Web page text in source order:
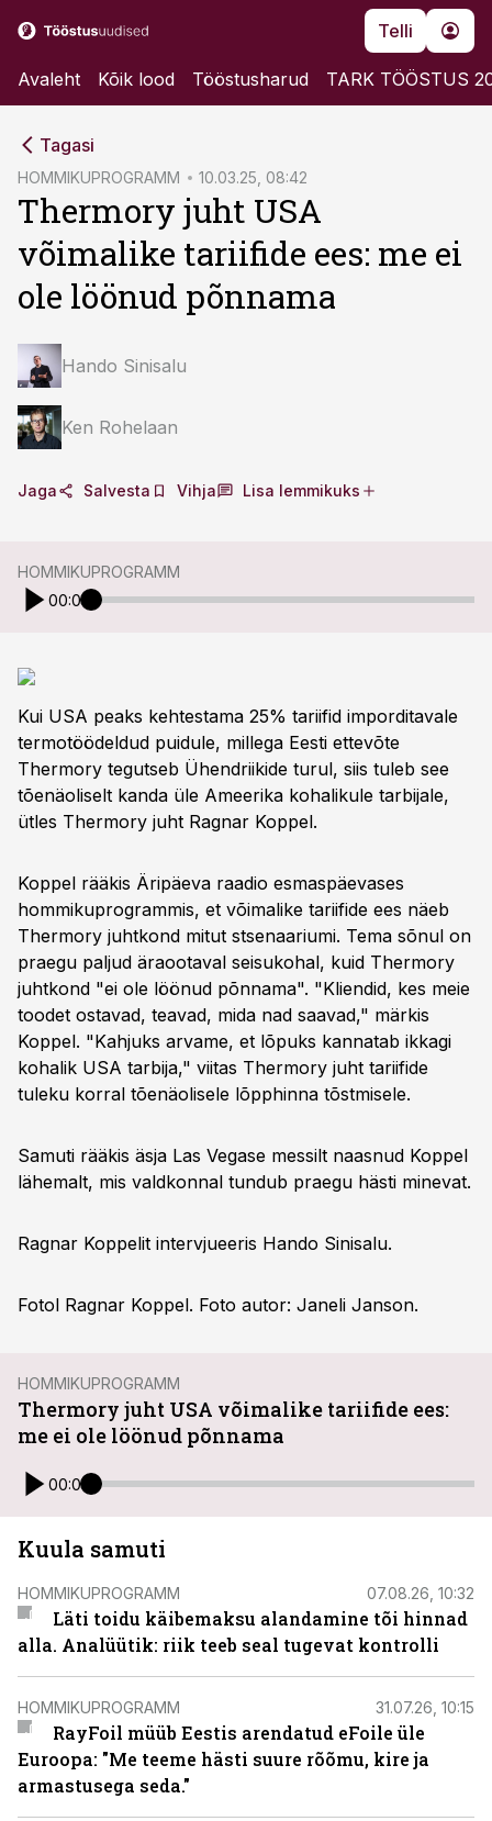
Telli
Avaleht Kõik lood Tööstusharud TARK TÖÖSTUS
Tagasi
HOMMIKUPROGRAMM 10.03.25, 08:42
Thermory juht USA
võimalike tariifide ees: me ei
ole löönud põnnama
Hando Sinisalu
Ken Rohelaan
Jaga Salvesta Vihja Lisa lemmikuks
HOMMIKUPROGRAMM
00:00
Kui USA peaks kehtestama 25% tariifid imporditavale
termotöödeldud puidule, millega Eesti ettevõte
Thermory tegutseb Ühendriikide turul, siis tuleb see
tõenäoliselt kanda üle Ameerika kohalikule tarbijale,
ütles Thermory juht Ragnar Koppel.
Koppel rääkis Äripäeva raadio esmaspäevases
hommikuprogrammis, et võimalike tariifide ees näeb
Thermory juhtkond mitut stsenaariumi. Tema sõnul on
praegu paljud äraootaval seisukohal, kuid Thermory
juhtkond "ei ole löönud põnnama". "Kliendid, kes meie
toodet ostavad, teavad, mida nad saavad," märkis
Koppel. "Kahjuks arvame, et lõpuks kannatab ikkagi
kohalik USA tarbija," viitas Thermory juht tariifide
tuleku korral tõenäolisele lõpphinna tõstmisele.
Samuti rääkis äsja Las Vegase messilt naasnud Koppel
lähemalt, mis valdkonnal tundub praegu hästi minevat.
Ragnar Koppelit intervjueeris Hando Sinisalu.
Fotol Ragnar Koppel. Foto autor: Janeli Janson.
HOMMIKUPROGRAMM
Thermory juht USA võimalike tariifide ees:
me ei ole löönud põnnama
00:00
Kuula samuti
HOMMIKUPROGRAMM 07.08.26, 10:32
Läti toidu käibemaksu alandamine tõi hinnad
alla. Analüütik: riik teeb seal tugevat kontrolli
HOMMIKUPROGRAMM 31.07.26, 10:15
RayFoil müüb Eestis arendatud eFoile üle
Euroopa: "Me teeme hästi suure rõõmu, kire ja
armastusega seda."